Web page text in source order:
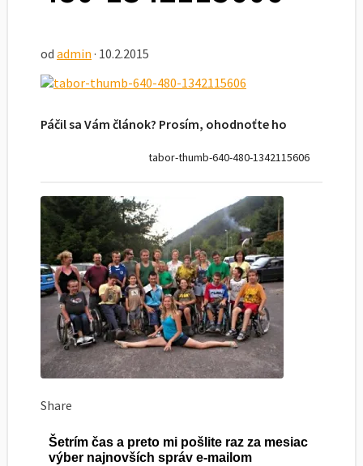
od admin · 10.2.2015
Páčil sa Vám článok? Prosím, ohodnoťte ho
tabor-thumb-640-480-1342115606
Share
Šetrím čas a preto mi pošlite raz za mesiac
výber najnovších správ e-mailom